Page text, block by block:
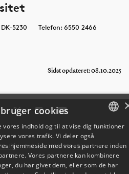
5230
Telefon: 6550 2466
Sidst opdateret: 08.10.2025
· CVR-NR: 29283958 ·EAN
ENGLISH
cookies
indhold og til at vise dig funktioner
vores trafik. Vi deler også
hjemmeside med vores partnere inden
Vores partnere kan kombinere
du har givet dem, eller som de har